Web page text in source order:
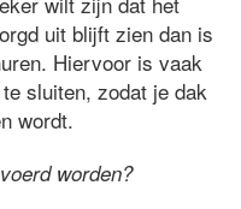
uit blijft zien dan is
Hiervoor is vaak
sluiten, zodat je dak
wordt.
worden?